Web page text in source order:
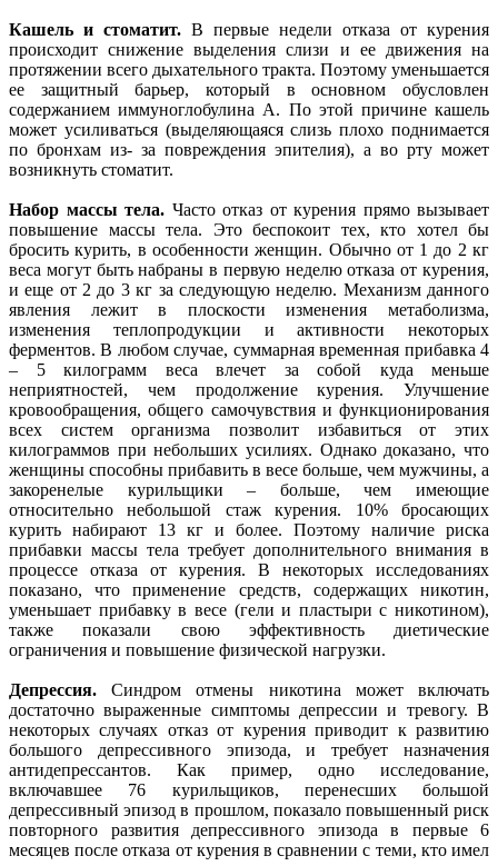
Кашель и стоматит. В первые недели отказа от курения
происходит снижение выделения слизи и ее движения на
протяжении всего дыхательного тракта. Поэтому уменьшается
ее защитный барьер, который в основном обусловлен
содержанием иммуноглобулина А. По этой причине кашель
может усиливаться (выделяющаяся слизь плохо поднимается
по бронхам из- за повреждения эпителия), а во рту может
возникнуть стоматит.
Набор массы тела. Часто отказ от курения прямо вызывает
повышение массы тела. Это беспокоит тех, кто хотел бы
бросить курить, в особенности женщин. Обычно от 1 до 2 кг
веса могут быть набраны в первую неделю отказа от курения,
и еще от 2 до 3 кг за следующую неделю. Механизм данного
явления лежит в плоскости изменения метаболизма,
изменения теплопродукции и активности некоторых
ферментов. В любом случае, суммарная временная прибавка 4
– 5 килограмм веса влечет за собой куда меньше
неприятностей, чем продолжение курения. Улучшение
кровообращения, общего самочувствия и функционирования
всех систем организма позволит избавиться от этих
килограммов при небольших усилиях. Однако доказано, что
женщины способны прибавить в весе больше, чем мужчины, а
закоренелые курильщики – больше, чем имеющие
относительно небольшой стаж курения. 10% бросающих
курить набирают 13 кг и более. Поэтому наличие риска
прибавки массы тела требует дополнительного внимания в
процессе отказа от курения. В некоторых исследованиях
показано, что применение средств, содержащих никотин,
уменьшает прибавку в весе (гели и пластыри с никотином),
также показали свою эффективность диетические
ограничения и повышение физической нагрузки.
Депрессия. Синдром отмены никотина может включать
достаточно выраженные симптомы депрессии и тревогу. В
некоторых случаях отказ от курения приводит к развитию
большого депрессивного эпизода, и требует назначения
антидепрессантов. Как пример, одно исследование,
включавшее 76 курильщиков, перенесших большой
депрессивный эпизод в прошлом, показало повышенный риск
повторного развития депрессивного эпизода в первые 6
месяцев после отказа от курения в сравнении с теми, кто имел